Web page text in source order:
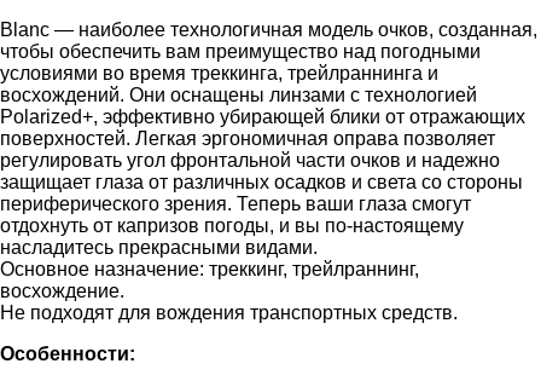
Blanc — наиболее технологичная модель очков, созданная,
чтобы обеспечить вам преимущество над погодными
условиями во время треккинга, трейлраннинга и
восхождений. Они оснащены линзами с технологией
Polarized+, эффективно убирающей блики от отражающих
поверхностей. Легкая эргономичная оправа позволяет
регулировать угол фронтальной части очков и надежно
защищает глаза от различных осадков и света со стороны
периферического зрения. Теперь ваши глаза смогут
отдохнуть от капризов погоды, и вы по-настоящему
насладитесь прекрасными видами.
Основное назначение: треккинг, трейлраннинг,
восхождение.
Не подходят для вождения транспортных средств.
Особенности: